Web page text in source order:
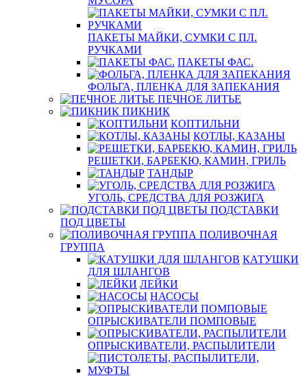
ПАКЕТЫ МАЙКИ, СУМКИ С ПЛ.
РУЧКАМИ
ПАКЕТЫ ФАС.
ФОЛЬГА, ПЛЕНКА ДЛЯ ЗАПЕКАНИЯ
ПЕЧНОЕ ЛИТЬЕ
ПИКНИК
КОПТИЛЬНИ
КОТЛЫ, КАЗАНЫ
РЕШЕТКИ, БАРБЕКЮ, КАМИН, ГРИЛЬ
ТАНДЫР
УГОЛЬ, СРЕДСТВА ДЛЯ РОЗЖИГА
ПОДСТАВКИ
ПОД ЦВЕТЫ
ПОЛИВОЧНАЯ
ГРУППА
КАТУШКИ
ДЛЯ ШЛАНГОВ
ЛЕЙКИ
НАСОСЫ
ОПРЫСКИВАТЕЛИ ПОМПОВЫЕ
ОПРЫСКИВАТЕЛИ, РАСПЫЛИТЕЛИ